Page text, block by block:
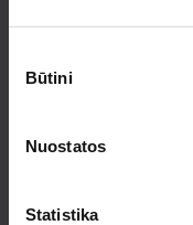
pasirinkimas
Būtini
Nuostatos
Statistika